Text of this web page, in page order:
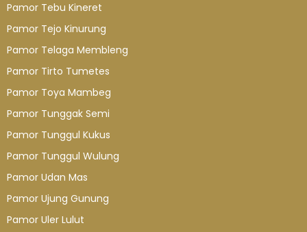
Pamor Tebu Kineret
Pamor Tejo Kinurung
Pamor Telaga Membleng
Pamor Tirto Tumetes
Pamor Toya Mambeg
Pamor Tunggak Semi
Pamor Tunggul Kukus
Pamor Tunggul Wulung
Pamor Udan Mas
Pamor Ujung Gunung
Pamor Uler Lulut